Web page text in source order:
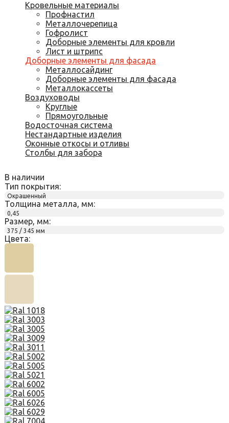
Кровельные материалы
Профнастил
Металлочерепица
Гофролист
Доборные элементы для кровли
Лист и штрипс
Доборные элементы для фасада
Металлосайдинг
Доборные элементы для фасада
Металлокассеты
Воздуховоды
Круглые
Прямоугольные
Водосточная система
Нестандартные изделия
Оконные откосы и отливы
Столбы для забора
В наличии
Тип покрытия:
Окрашенный
Толщина металла, мм:
0,45
Размер, мм:
375 / 345 мм
Цвета: